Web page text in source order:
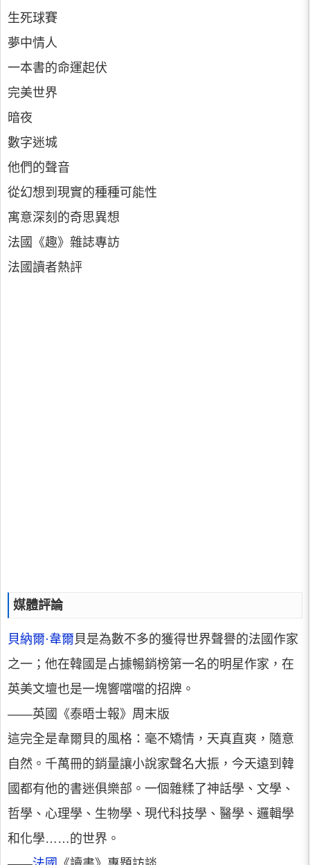
生死球賽
夢中情人
一本書的命運起伏
完美世界
暗夜
數字迷城
他們的聲音
從幻想到現實的種種可能性
寓意深刻的奇思異想
法國《趣》雜誌專訪
法國讀者熱評
媒體評論
貝納爾·韋爾貝是為數不多的獲得世界聲譽的法國作家
之一；他在韓國是占據暢銷榜第一名的明星作家，在
英美文壇也是一塊響噹噹的招牌。
——英國《泰晤士報》周末版
這完全是韋爾貝的風格：毫不矯情，天真直爽，隨意
自然。千萬冊的銷量讓小說家聲名大振，今天遠到韓
國都有他的書迷俱樂部。一個雜糅了神話學、文學、
哲學、心理學、生物學、現代科技學、醫學、邏輯學
和化學……的世界。